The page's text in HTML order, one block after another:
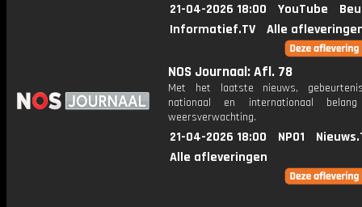
21-04-2026 18:00 YouTube
Informatief.TV
Alle
NOS Journaal: Afl. 78
Met het laatste nieuws,
nationaal en internationaal
weersverwachting.
21-04-2026 18:00 NPO1
Alle afleveringen